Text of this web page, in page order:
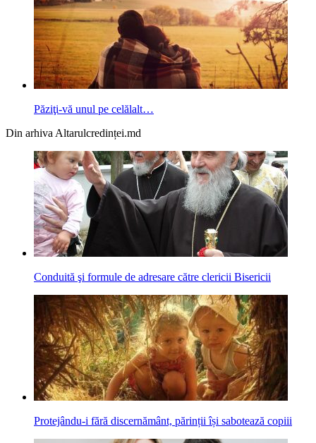
Păziţi-vă unul pe celălalt…
Din arhiva Altarulcredinței.md
Conduită şi formule de adresare către clericii Bisericii
Protejându-i fără discernământ, părinții își sabotează copiii